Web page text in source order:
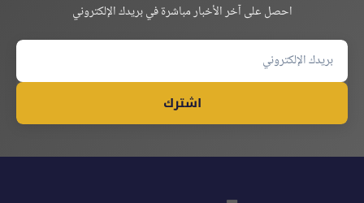
احصل على آخر الأخبار مباشرة في بريدك الإلكتروني
اشترك